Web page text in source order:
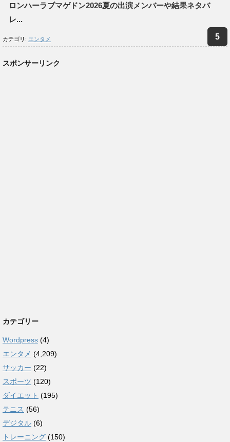
ロンハーラブマゲドン2026夏の出演メンバーや結果ネタバ
レ...
カテゴリ: エンタメ
スポンサーリンク
カテゴリー
Wordpress (4)
エンタメ (4,209)
サッカー (22)
スポーツ (120)
ダイエット (195)
テニス (56)
デジタル (6)
トレーニング (150)